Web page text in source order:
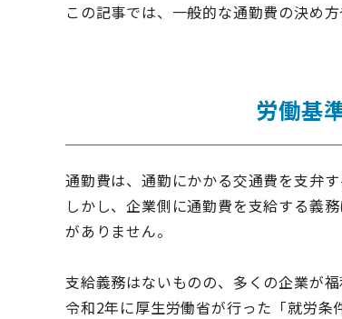
この記事では、一般的な通勤費の決め
労働基
通勤費は、通勤にかかる交通費を支弁
しかし、企業側に通勤費を支給する義
がありません。
支給義務はないものの、多くの企業が
令和2年に厚生労働省が行った「就労